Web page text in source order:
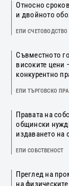
Относно
и двойното
ЕПИ
Съвместното
високите цени
конкурентно
ЕПИ ТЪРГОВСКО
Правата на
общински
издаването на
ЕПИ СОБСТВЕНОСТ
Преглед на
на